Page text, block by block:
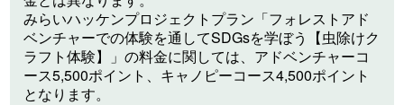
みらいハッケンプロジェクトプラン「フォレストアド
ベンチャーでの体験を通してSDGsを学ぼう【虫除けク
ラフト体験】」の料金に関しては、アドベンチャーコ
ース5,500ポイント、キャノピーコース4,500ポイント
となります。